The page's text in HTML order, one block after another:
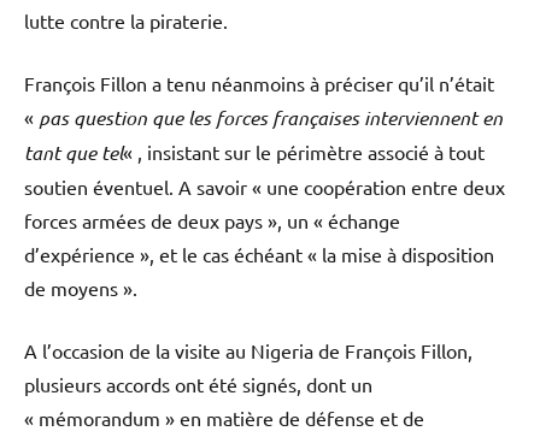
lutte contre la piraterie.
François Fillon a tenu néanmoins à préciser qu’il n’était
« pas question que les forces françaises interviennent en
tant que tel« , insistant sur le périmètre associé à tout
soutien éventuel. A savoir « une coopération entre deux
forces armées de deux pays », un « échange
d’expérience », et le cas échéant « la mise à disposition
de moyens ».
A l’occasion de la visite au Nigeria de François Fillon,
plusieurs accords ont été signés, dont un
« mémorandum » en matière de défense et de